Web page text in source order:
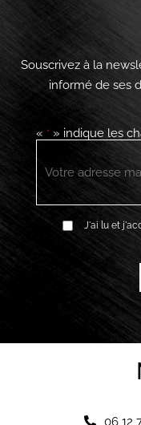
Souscrivez à la
informé de ses
« *» indique les
E-
RGPD J'ai lu et
CAPTCHA
06 12